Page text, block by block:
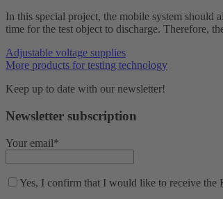
In this special project, the mobile system should
time for the test object to discharge. Therefore,
Adjustable voltage supplies
More products for testing technology
Keep up to date with our newsletter!
Newsletter subscription
Your email*
Yes, I confirm that I would like to receive the